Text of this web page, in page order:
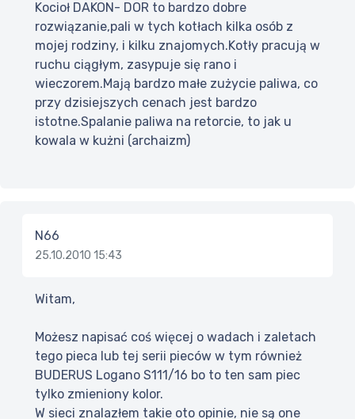
Kocioł DAKON- DOR to bardzo dobre
rozwiązanie,pali w tych kotłach kilka osób z
mojej rodziny, i kilku znajomych.Kotły pracują w
ruchu ciągłym, zasypuje się rano i
wieczorem.Mają bardzo małe zużycie paliwa, co
przy dzisiejszych cenach jest bardzo
istotne.Spalanie paliwa na retorcie, to jak u
kowala w kużni (archaizm)
N66
25.10.2010 15:43
Witam,
Możesz napisać coś więcej o wadach i zaletach
tego pieca lub tej serii pieców w tym również
BUDERUS Logano S111/16 bo to ten sam piec
tylko zmieniony kolor.
W sieci znalazłem takie oto opinie, nie są one